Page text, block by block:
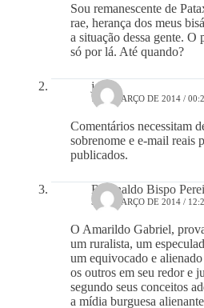
Sou remanescente de
rae, herança dos meus
a situação dessa gente. O
só por lá. Até quando?
jean
7 DE MARÇO DE 2014 /
Comentários necessitam
sobrenome e e-mail reais
publicados.
Reginaldo Bispo
5 DE MARÇO DE 2014 /
O Amarildo Gabriel,
um ruralista, um
um equivocado e
os outros em seu redor e
segundo seus conceitos
a mídia burguesa